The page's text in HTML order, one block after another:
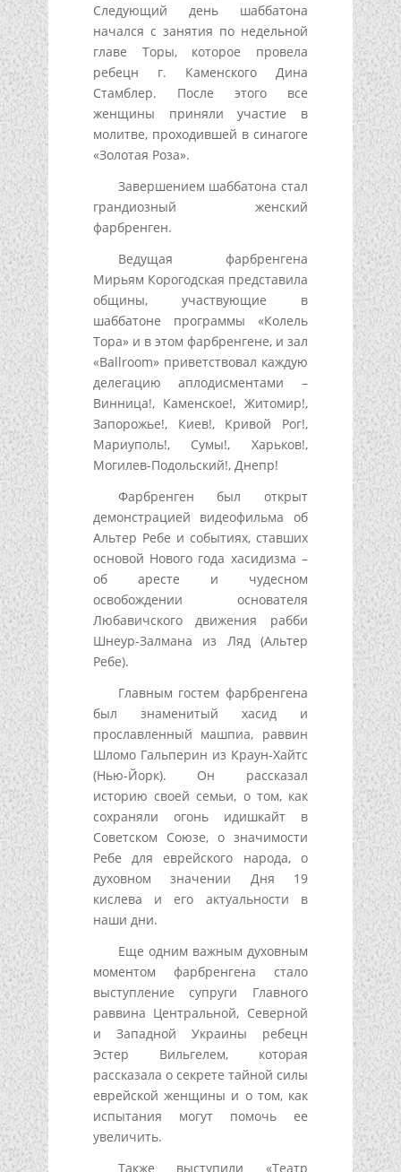
Следующий день шаббатона
начался с занятия по недельной
главе Торы, которое провела
ребецн г. Каменского Дина
Стамблер. После этого все
женщины приняли участие в
молитве, проходившей в синагоге
«Золотая Роза».
Завершением шаббатона стал
грандиозный женский
фарбренген.
Ведущая фарбренгена
Мирьям Корогодская представила
общины, участвующие в
шаббатоне программы «Колель
Тора» и в этом фарбренгене, и зал
«Ballroom» приветствовал каждую
делегацию аплодисментами –
Винница!, Каменское!, Житомир!,
Запорожье!, Киев!, Кривой Рог!,
Мариуполь!, Сумы!, Харьков!,
Могилев-Подольский!, Днепр!
Фарбренген был открыт
демонстрацией видеофильма об
Альтер Ребе и событиях, ставших
основой Нового года хасидизма –
об аресте и чудесном
освобождении основателя
Любавичского движения рабби
Шнеур-Залмана из Ляд (Альтер
Ребе).
Главным гостем фарбренгена
был знаменитый хасид и
прославленный машпиа, раввин
Шломо Гальперин из Краун-Хайтс
(Нью-Йорк). Он рассказал
историю своей семьи, о том, как
сохраняли огонь идишкайт в
Советском Союзе, о значимости
Ребе для еврейского народа, о
духовном значении Дня 19
кислева и его актуальности в
наши дни.
Еще одним важным духовным
моментом фарбренгена стало
выступление супруги Главного
раввина Центральной, Северной
и Западной Украины ребецн
Эстер Вильгелем, которая
рассказала о секрете тайной силы
еврейской женщины и о том, как
испытания могут помочь ее
увеличить.
Также выступили «Театр